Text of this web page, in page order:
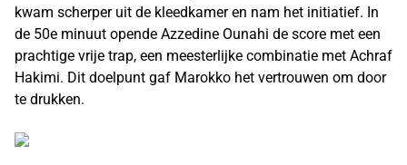
kwam scherper uit de kleedkamer en nam het initiatief. In
de 50e minuut opende Azzedine Ounahi de score met een
prachtige vrije trap, een meesterlijke combinatie met Achraf
Hakimi. Dit doelpunt gaf Marokko het vertrouwen om door
te drukken.